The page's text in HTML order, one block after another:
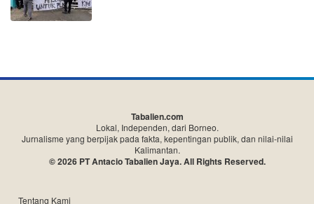
Tabalien.com
Lokal, Independen, dari Borneo.
Jurnalisme yang berpijak pada fakta, kepentingan publik, dan nilai-nilai
Kalimantan.
© 2026 PT Antacio Tabalien Jaya. All Rights Reserved.
Tentang Kami